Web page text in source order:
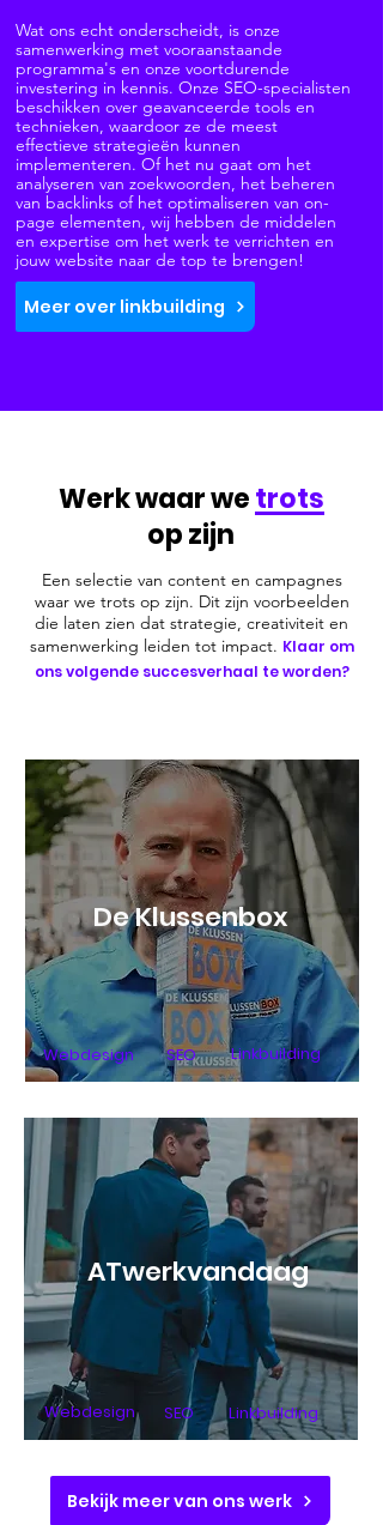
Wat ons echt onderscheidt, is onze
samenwerking met vooraanstaande
programma's en onze voortdurende
investering in kennis. Onze SEO-specialisten
beschikken over geavanceerde tools en
technieken, waardoor ze de meest
effectieve strategieën kunnen
implementeren. Of het nu gaat om het
analyseren van zoekwoorden, het beheren
van backlinks of het optimaliseren van on-
page elementen, wij hebben de middelen
en expertise om het werk te verrichten en
jouw website naar de top te brengen!
Meer over linkbuilding
Werk waar wetrots
op zijn
Een selectie van content en campagnes
waar we trots op zijn. Dit zijn voorbeelden
die laten zien dat strategie, creativiteit en
samenwerking leiden tot impact. Klaar om
ons volgende succesverhaal te worden?
De Klussenbox
Webdesign SEO Linkbuilding
ATwerkvandaag
SEO
Webdesign Linkbuilding
Bekijk meer van ons werk